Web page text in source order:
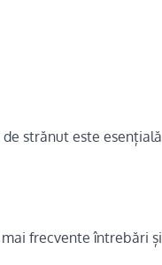
strănut este esențială
frecvente întrebări și